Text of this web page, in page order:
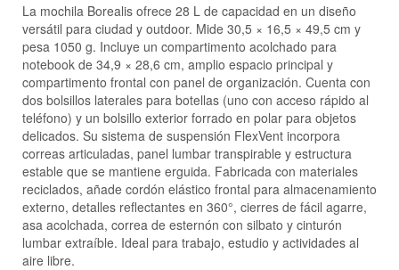
La mochila Borealis ofrece 28 L de capacidad en un diseño
versátil para ciudad y outdoor. Mide 30,5 × 16,5 × 49,5 cm y
pesa 1050 g. Incluye un compartimento acolchado para
notebook de 34,9 × 28,6 cm, amplio espacio principal y
compartimento frontal con panel de organización. Cuenta con
dos bolsillos laterales para botellas (uno con acceso rápido al
teléfono) y un bolsillo exterior forrado en polar para objetos
delicados. Su sistema de suspensión FlexVent incorpora
correas articuladas, panel lumbar transpirable y estructura
estable que se mantiene erguida. Fabricada con materiales
reciclados, añade cordón elástico frontal para almacenamiento
externo, detalles reflectantes en 360°, cierres de fácil agarre,
asa acolchada, correa de esternón con silbato y cinturón
lumbar extraíble. Ideal para trabajo, estudio y actividades al
aire libre.